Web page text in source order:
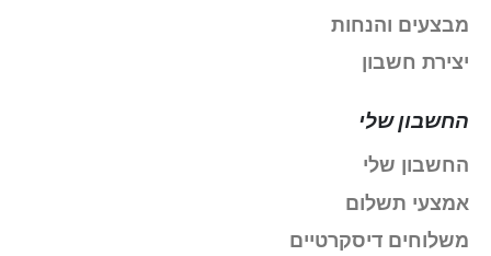
מבצעים והנחות
יצירת חשבון
החשבון שלי
החשבון שלי
אמצעי תשלום
משלוחים דיסקרטיים